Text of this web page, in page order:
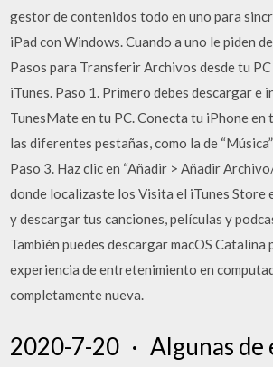
gestor de contenidos todo en uno para
iPad con Windows. Cuando a uno le piden
Pasos para Transferir Archivos desde tu
iTunes. Paso 1. Primero debes descargar e
TunesMate en tu PC. Conecta tu iPhone en
las diferentes pestañas, como la de
Paso 3. Haz clic en “Añadir > Añadir
donde localizaste los Visita el iTunes Store
y descargar tus canciones, películas y
También puedes descargar macOS
experiencia de entretenimiento en
completamente nueva.
2020-7-20 · Algunas de